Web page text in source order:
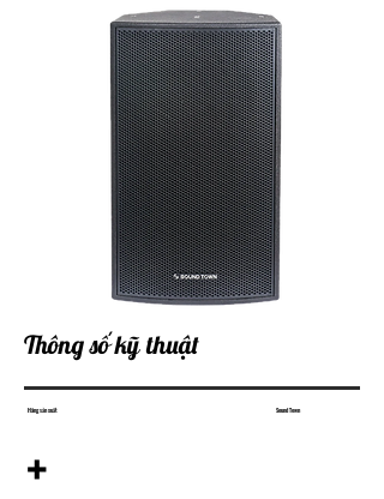
Thông số kỹ thuật
Hãng sản xuất Sound Town
+